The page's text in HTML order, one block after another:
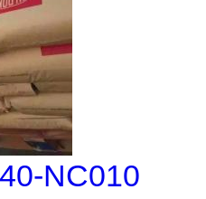
NC010